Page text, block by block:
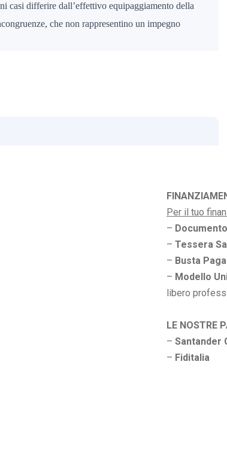
casi differire dall’effettivo equipaggiamento della
che non rappresentino un impegno
Per il tuo
–
– Tessera
– Busta
– Modello
libero
LE NOSTRE
– Santander
– Fiditalia